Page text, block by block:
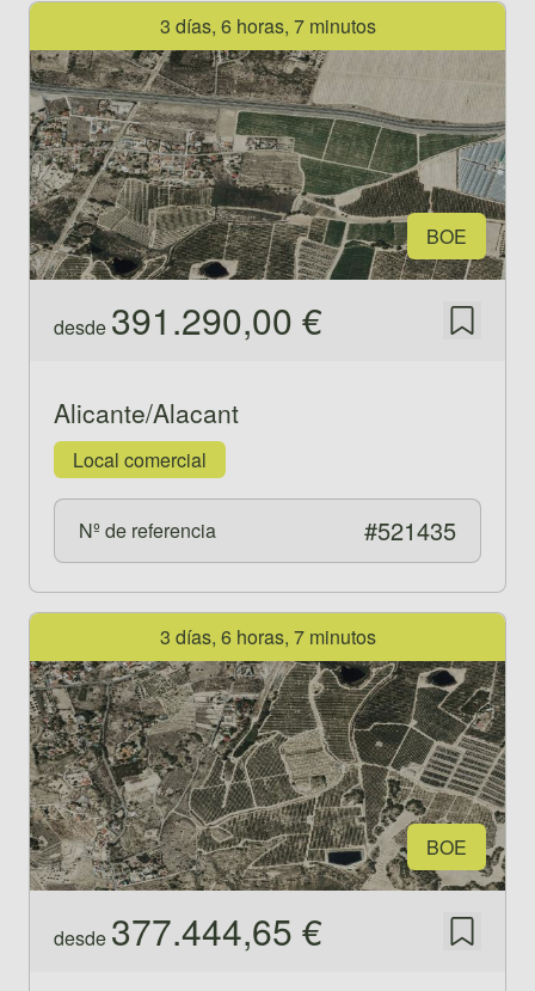
Ver propiedad 5214353 días, 6 horas, 7 minutos
BOE
desde 391.290,00 € Guardar
Alicante/Alacant
Local comercial
Nº de referencia #521435
Ver propiedad 5214803 días, 6 horas, 7 minutos
BOE
desde 377.444,65 € Guardar